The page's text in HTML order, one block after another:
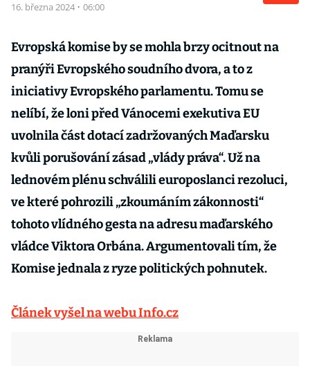
16. března 2024 · 06:00
Evropská komise by se mohla brzy ocitnout na
pranýři Evropského soudního dvora, a to z
iniciativy Evropského parlamentu. Tomu se
nelíbí, že loni před Vánocemi exekutiva EU
uvolnila část dotací zadržovaných Maďarsku
kvůli porušování zásad „vlády práva“. Už na
lednovém plénu schválili europoslanci rezoluci,
ve které pohrozili „zkoumáním zákonnosti“
tohoto vlídného gesta na adresu maďarského
vládce Viktora Orbána. Argumentovali tím, že
Komise jednala z ryze politických pohnutek.
Článek vyšel na webu Info.cz